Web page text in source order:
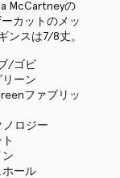
McCartneyの
カットのメッ
ンスは7/8丈。
/ゴビ
ーン
ファブリッ
ノロジー
ン
ホール